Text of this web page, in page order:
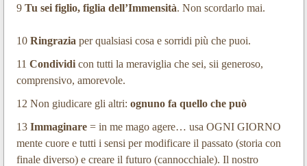
9 Tu sei figlio, figlia dell’Immensità. Non scordarlo mai.
10 Ringrazia per qualsiasi cosa e sorridi più che puoi.
11 Condividicon tutti la meraviglia che sei, sii generoso,
comprensivo, amorevole.
12 Non giudicare gli altri: ognuno fa quello che può
13 Immaginare= in me mago agere… usa OGNI GIORNO
mente cuore e tutti i sensi per modificare il passato (storia con
finale diverso) e creare il futuro (cannocchiale). Il nostro